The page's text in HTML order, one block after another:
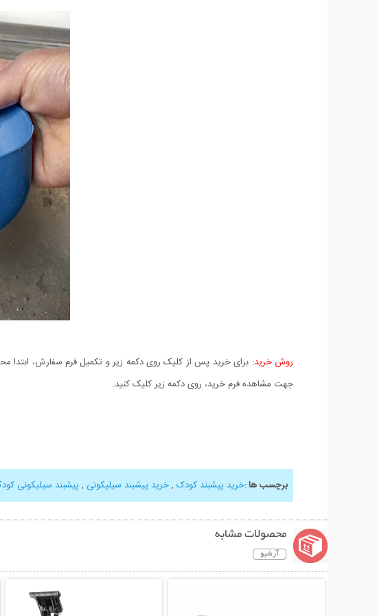
روش خرید: برای خرید پس از کلیک روی دکمه زیر و تکمیل فرم سفارش، ابتدا
جهت مشاهده فرم خرید، روی دکمه زیر کلیک کنید.
برچسب ها:خرید پیشبند کودک ,خرید پیشبند سیلیکونی , پیشبند سیلیکونی
محصولات مشابه
آرشیو